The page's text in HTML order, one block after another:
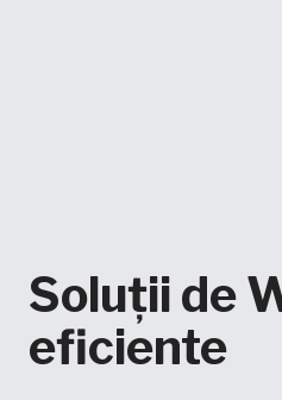
Soluții de
eficiente